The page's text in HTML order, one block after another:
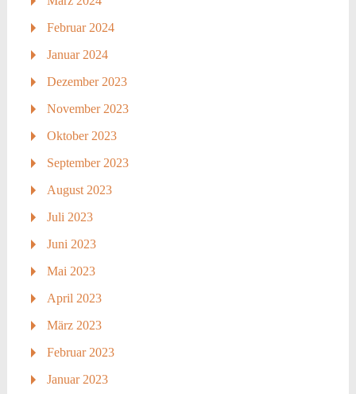
Februar 2024
Januar 2024
Dezember 2023
November 2023
Oktober 2023
September 2023
August 2023
Juli 2023
Juni 2023
Mai 2023
April 2023
März 2023
Februar 2023
Januar 2023